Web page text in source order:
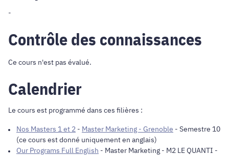
-
Contrôle des connaissances
Ce cours n'est pas évalué.
Calendrier
Le cours est programmé dans ces filières :
Nos Masters 1 et 2 - Master Marketing - Grenoble - Semestre 10
(ce cours est donné uniquement en anglais)
Our Programs Full English - Master Marketing - M2 LE QUANTI -